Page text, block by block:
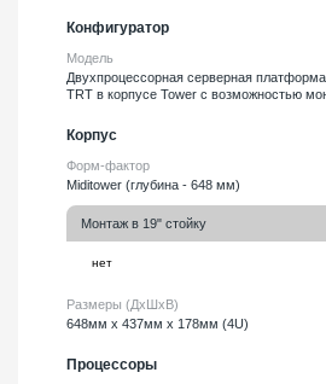
Конфигуратор
Модель
Двухпроцессорная серверная
TRT в корпусе Tower с возможностью
Корпус
Форм-фактор
Miditower (глубина - 648 мм)
Монтаж в 19" стойку
Размеры (ДхШхВ)
648мм х 437мм х 178мм (4U)
Процессоры